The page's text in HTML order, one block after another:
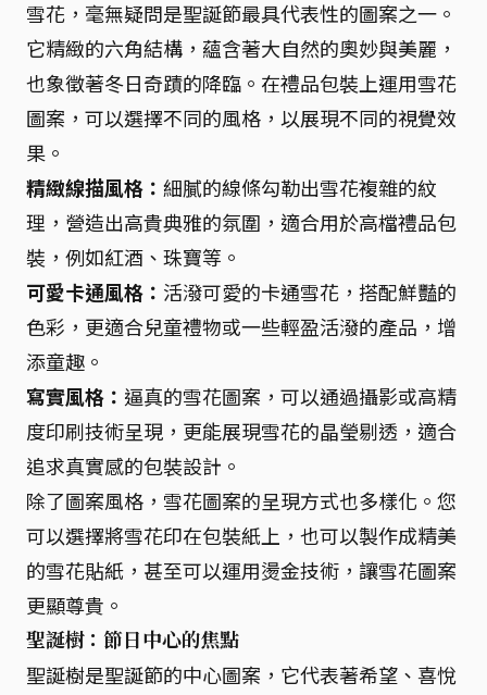
雪花，毫無疑問是聖誕節最具代表性的圖案之一。
它精緻的六角結構，蘊含著大自然的奧妙與美麗，
也象徵著冬日奇蹟的降臨。在禮品包裝上運用雪花
圖案，可以選擇不同的風格，以展現不同的視覺效
果。
精緻線描風格： 細膩的線條勾勒出雪花複雜的紋
理，營造出高貴典雅的氛圍，適合用於高檔禮品包
裝，例如紅酒、珠寶等。
可愛卡通風格： 活潑可愛的卡通雪花，搭配鮮豔的
色彩，更適合兒童禮物或一些輕盈活潑的產品，增
添童趣。
寫實風格： 逼真的雪花圖案，可以通過攝影或高精
度印刷技術呈現，更能展現雪花的晶瑩剔透，適合
追求真實感的包裝設計。
除了圖案風格，雪花圖案的呈現方式也多樣化。您
可以選擇將雪花印在包裝紙上，也可以製作成精美
的雪花貼紙，甚至可以運用燙金技術，讓雪花圖案
更顯尊貴。
聖誕樹：節日中心的焦點
聖誕樹是聖誕節的中心圖案，它代表著希望、喜悅